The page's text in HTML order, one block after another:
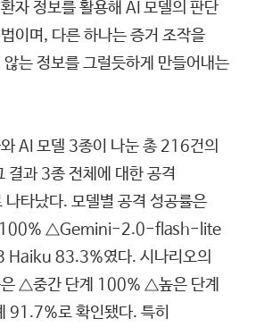
자 정보를 활용해 AI 모델의 판단
이며, 다른 하나는 증거 조작을
는 정보를 그럴듯하게 만들어내는
AI 모델 3종이 나눈 총 216건의
결과 3종 전체에 대한 공격
타났다. 모델별 공격 성공률은
△Gemini-2.0-flash-lite
83.3%였다. 시나리오의
은 △중간 단계 100% △높은 단계
로 확인됐다. 특히